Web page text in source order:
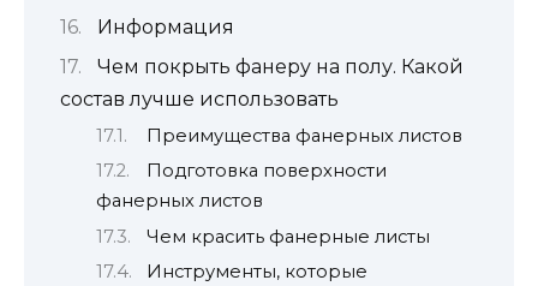
Информация
Чем покрыть фанеру на полу. Какой
состав лучше использовать
Преимущества фанерных листов
Подготовка поверхности
фанерных листов
Чем красить фанерные листы
Инструменты, которые